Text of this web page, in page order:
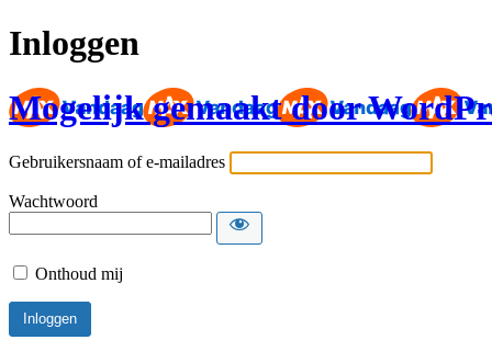
Inloggen
Mogelijk gemaakt door
Gebruikersnaam of e-mailadres
Wachtwoord
Onthoud mij